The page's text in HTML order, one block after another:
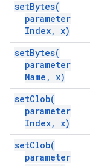
setBytes(
parameter
Index, x)
setBytes(
parameter
Name , x)
setClob(
parameter
Index, x)
setClob(
parameter